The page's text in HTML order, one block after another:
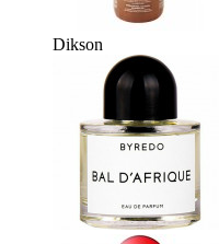
Dikson